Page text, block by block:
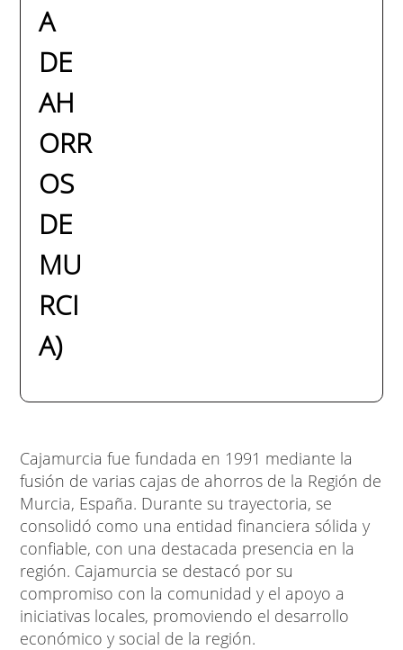
A
DE
AH
ORR
OS
DE
MU
RCI
A)
Cajamurcia fue fundada en 1991 mediante la
fusión de varias cajas de ahorros de la Región de
Murcia, España. Durante su trayectoria, se
consolidó como una entidad financiera sólida y
confiable, con una destacada presencia en la
región. Cajamurcia se destacó por su
compromiso con la comunidad y el apoyo a
iniciativas locales, promoviendo el desarrollo
económico y social de la región.